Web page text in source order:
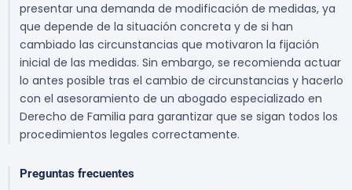
presentar una demanda de modificación de medidas, ya
que depende de la situación concreta y de si han
cambiado las circunstancias que motivaron la fijación
inicial de las medidas. Sin embargo, se recomienda actuar
lo antes posible tras el cambio de circunstancias y hacerlo
con el asesoramiento de un abogado especializado en
Derecho de Familia para garantizar que se sigan todos los
procedimientos legales correctamente.
Preguntas frecuentes